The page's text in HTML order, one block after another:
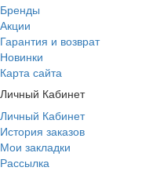
Бренды
Акции
Гарантия и возврат
Новинки
Карта сайта
Личный Кабинет
Личный Кабинет
История заказов
Мои закладки
Рассылка